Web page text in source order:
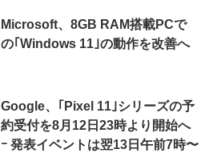
Microsoft、8GB RAM搭載PCで
の｢Windows 11｣の動作を改善へ
Google、｢Pixel 11｣シリーズの予
約受付を8月12日23時より開始へ
ｰ 発表イベントは翌13日午前7時〜